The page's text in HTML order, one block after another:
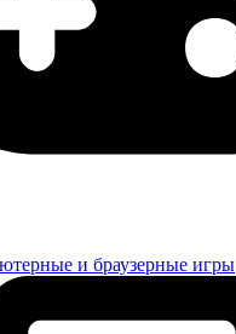
и браузерные игры